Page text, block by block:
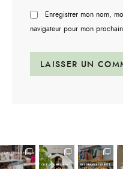
Enregistrer mon nom,
navigateur pour mon